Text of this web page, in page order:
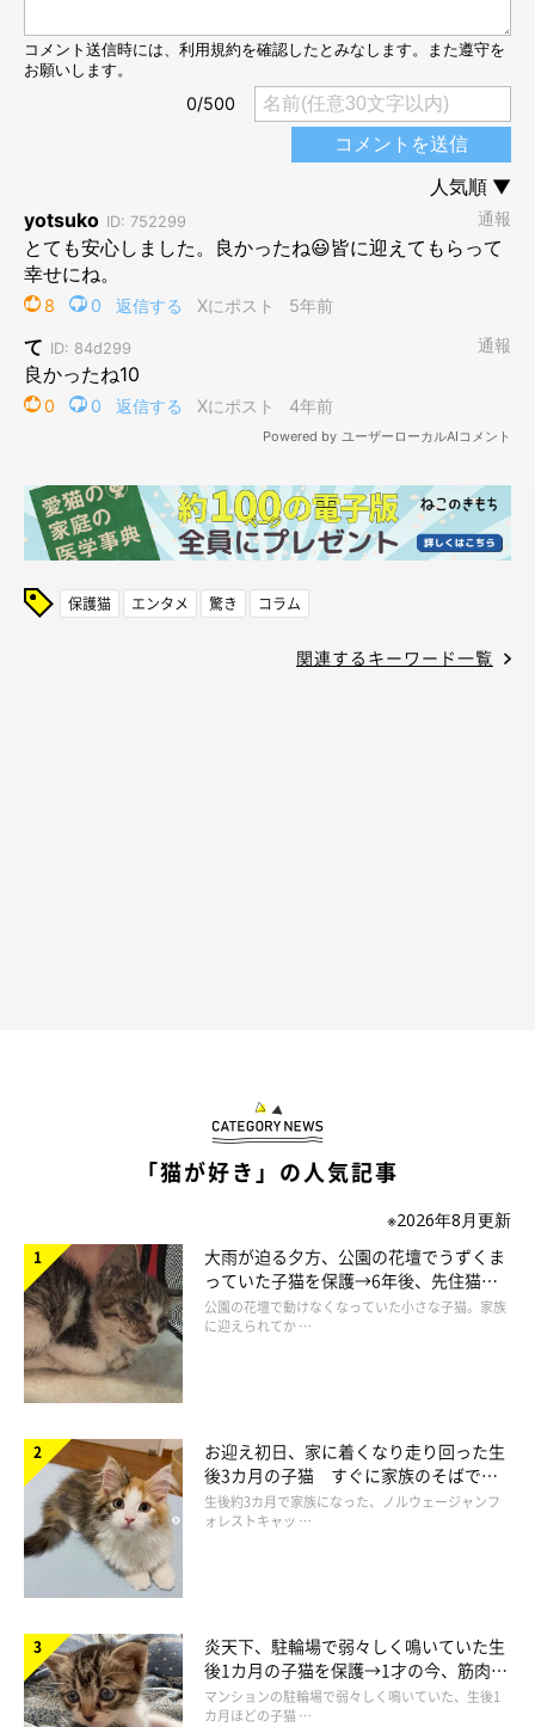
保護猫 エンタメ 驚き コラム
関連するキーワード一覧
「猫が好き」の人気記事
※2026年8月更新
大雨が迫る夕方、公園の花壇でうずくま
っていた子猫を保護→6年後、先住猫
と“姉妹”のような関係に
公園の花壇で動けなくなっていた小さな子猫。家族
に迎えられてか …
お迎え初日、家に着くなり走り回った生
後3カ月の子猫 すぐに家族のそばで落
ち着く姿に「迎えてよかった」
生後約3カ月で家族になった、ノルウェージャンフ
ォレストキャッ …
炎天下、駐輪場で弱々しく鳴いていた生
後1カ月の子猫を保護→1才の今、筋肉質
でツンデレなコに成長
マンションの駐輪場で弱々しく鳴いていた、生後1
カ月ほどの子猫 …